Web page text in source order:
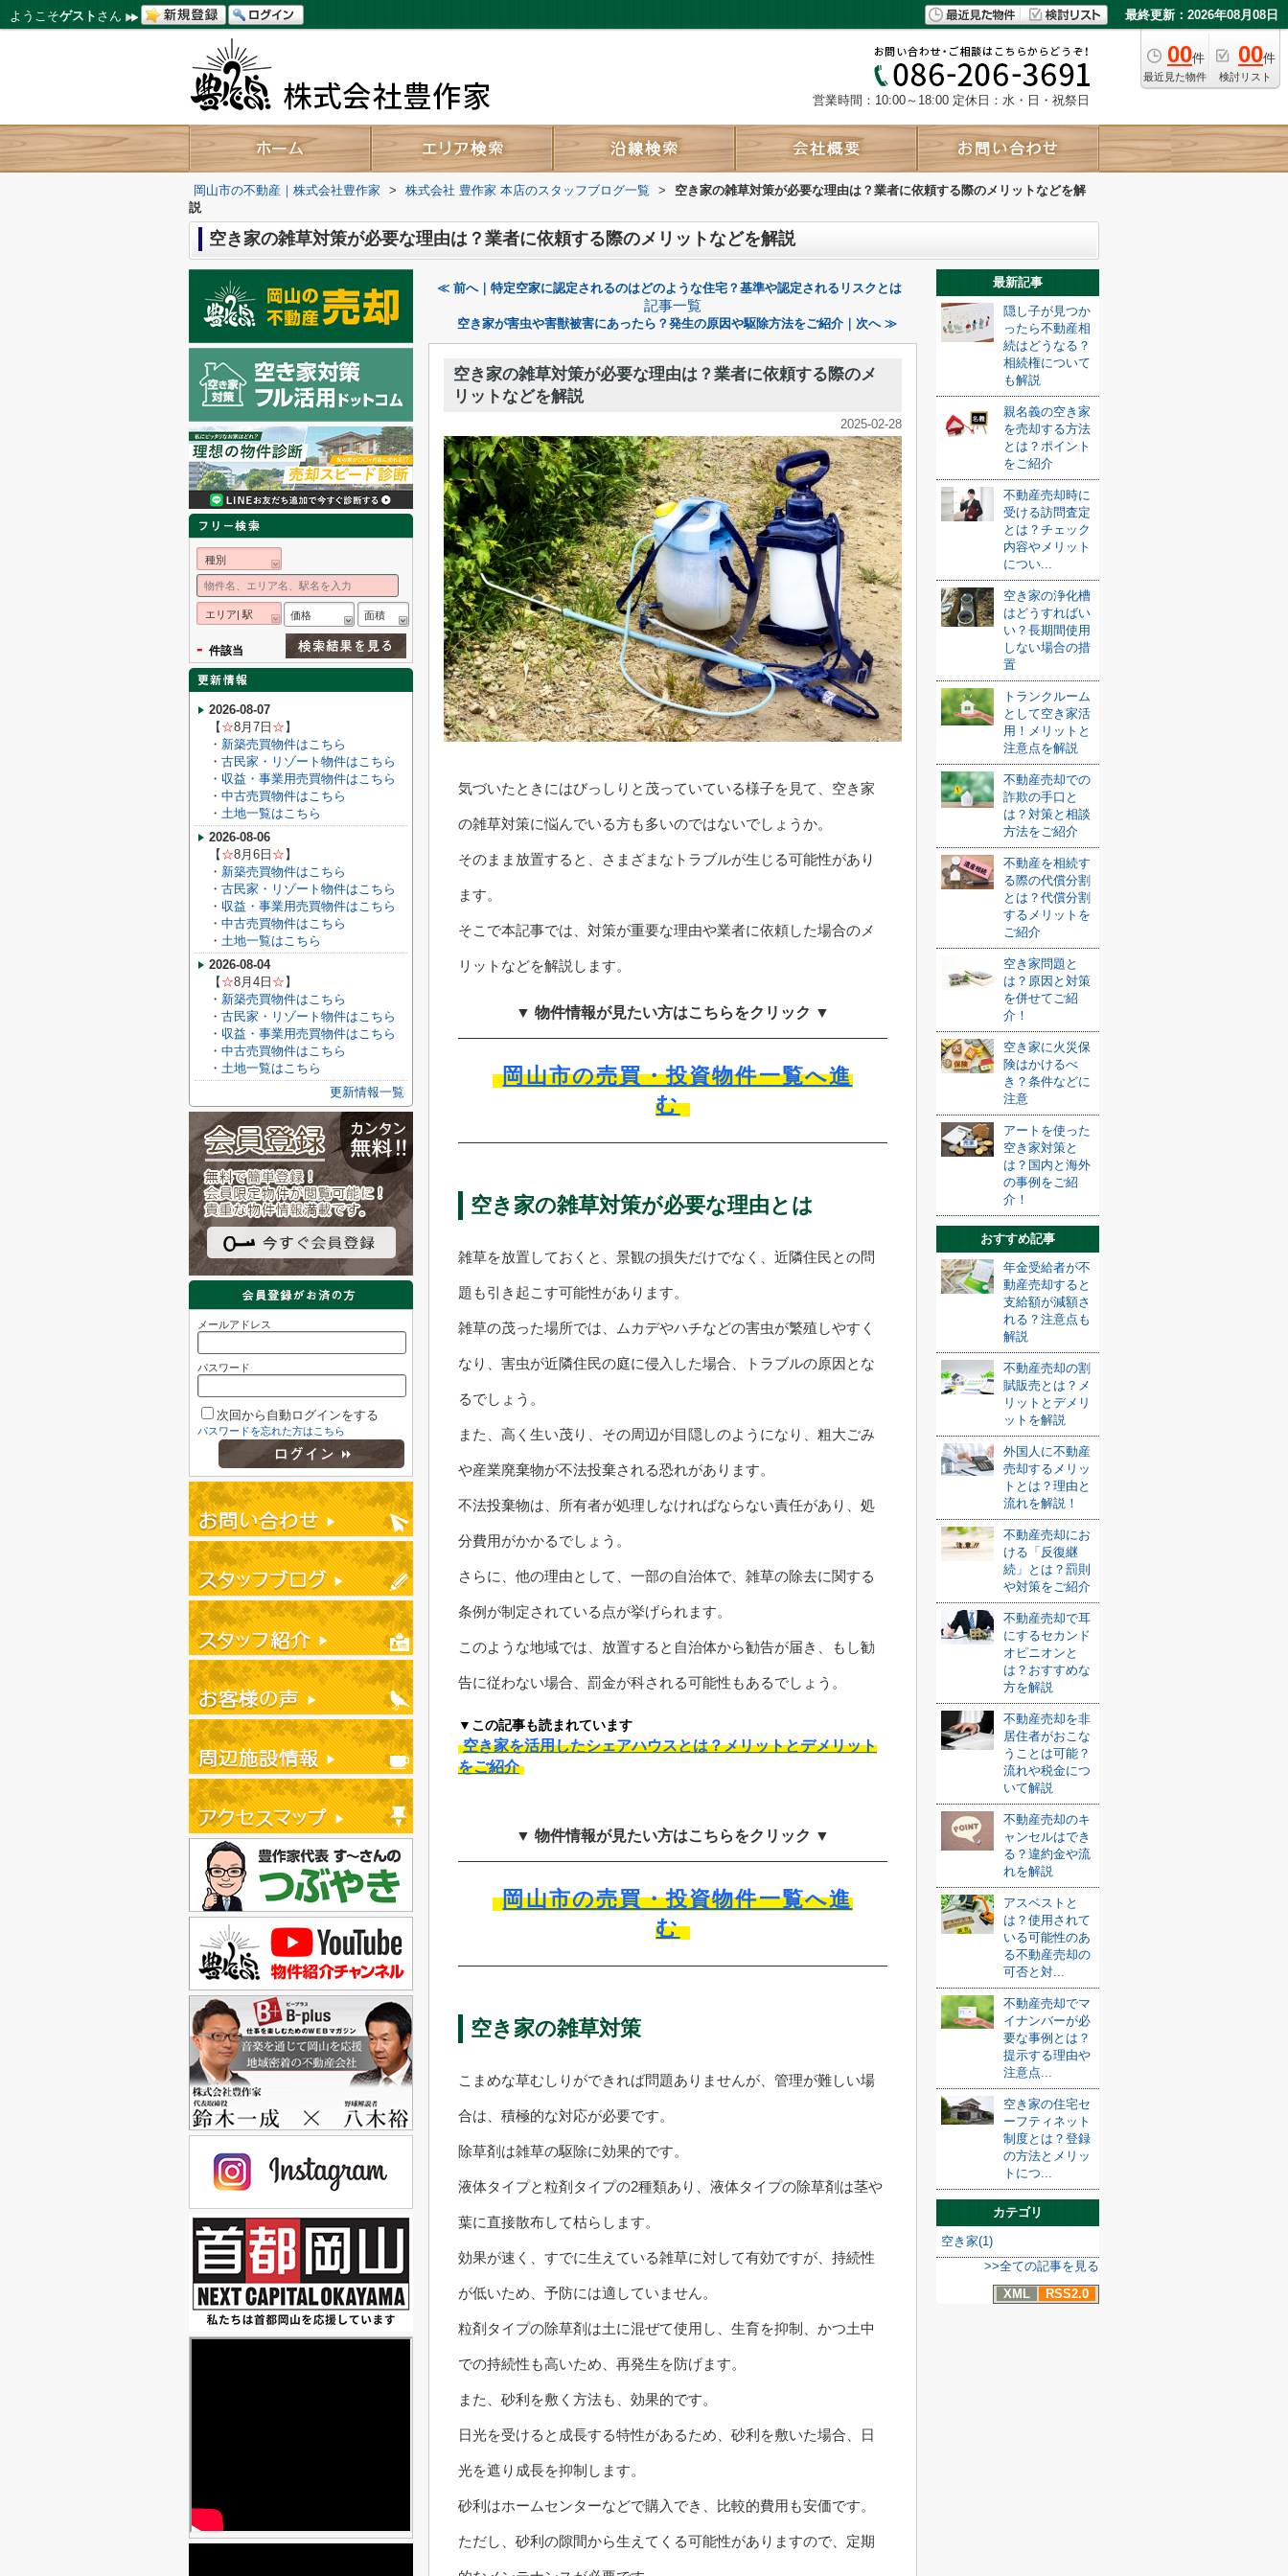
ようこそゲスト さん 最終更新：2026年08月08日
00件
最近見た物件
00件
検討リスト
営業時間：10:00～18:00 定休日：水・日・祝祭日
岡山市の不動産｜株式会社豊作家 > 株式会社 豊作家 本店のスタッフブログ一覧 >
空き家の雑草対策が必要な理由は？業者に依頼する際のメリットなどを解
説
空き家の雑草対策が必要な理由は？業者に依頼する際のメリットなどを解説
≪ 前へ｜特定空家に認定されるのはどのような住宅？基準や認定されるリスクとは
記事一覧
空き家が害虫や害獣被害にあったら？発生の原因や駆除方法をご紹介｜次へ ≫
空き家の雑草対策が必要な理由は？業者に依頼する際のメ
リットなどを解説
2025-02-28
気づいたときにはびっしりと茂っていている様子を見て、空き家
の雑草対策に悩んでいる方も多いのではないでしょうか。
そのまま放置すると、さまざまなトラブルが生じる可能性があり
ます。
そこで本記事では、対策が重要な理由や業者に依頼した場合のメ
リットなどを解説します。
▼ 物件情報が見たい方はこちらをクリック ▼
岡山市の売買・投資物件一覧へ進
む
空き家の雑草対策が必要な理由とは
雑草を放置しておくと、景観の損失だけでなく、近隣住民との問
題も引き起こす可能性があります。
雑草の茂った場所では、ムカデやハチなどの害虫が繁殖しやすく
なり、害虫が近隣住民の庭に侵入した場合、トラブルの原因とな
るでしょう。
また、高く生い茂り、その周辺が目隠しのようになり、粗大ごみ
や産業廃棄物が不法投棄される恐れがあります。
不法投棄物は、所有者が処理しなければならない責任があり、処
分費用がかかるでしょう。
さらに、他の理由として、一部の自治体で、雑草の除去に関する
条例が制定されている点が挙げられます。
このような地域では、放置すると自治体から勧告が届き、もし勧
告に従わない場合、罰金が科される可能性もあるでしょう。
▼この記事も読まれています
空き家を活用したシェアハウスとは？メリットとデメリット
をご紹介
▼ 物件情報が見たい方はこちらをクリック ▼
岡山市の売買・投資物件一覧へ進
む
空き家の雑草対策
こまめな草むしりができれば問題ありませんが、管理が難しい場
合は、積極的な対応が必要です。
除草剤は雑草の駆除に効果的です。
液体タイプと粒剤タイプの2種類あり、液体タイプの除草剤は茎や
葉に直接散布して枯らします。
効果が速く、すでに生えている雑草に対して有効ですが、持続性
が低いため、予防には適していません。
粒剤タイプの除草剤は土に混ぜて使用し、生育を抑制、かつ土中
での持続性も高いため、再発生を防げます。
また、砂利を敷く方法も、効果的です。
日光を受けると成長する特性があるため、砂利を敷いた場合、日
光を遮り成長を抑制します。
砂利はホームセンターなどで購入でき、比較的費用も安価です。
ただし、砂利の隙間から生えてくる可能性がありますので、定期
最新記事
隠し子が見つか
ったら不動産相
続はどうなる？
相続権について
も解説
親名義の空き家
を売却する方法
とは？ポイント
をご紹介
不動産売却時に
受ける訪問査定
とは？チェック
内容やメリット
につい...
空き家の浄化槽
はどうすればい
い？長期間使用
しない場合の措
置
トランクルーム
として空き家活
用！メリットと
注意点を解説
不動産売却での
詐欺の手口と
は？対策と相談
方法をご紹介
不動産を相続す
る際の代償分割
とは？代償分割
するメリットを
ご紹介
空き家問題と
は？原因と対策
を併せてご紹
介！
空き家に火災保
険はかけるべ
き？条件などに
注意
アートを使った
空き家対策と
は？国内と海外
の事例をご紹
介！
おすすめ記事
年金受給者が不
動産売却すると
支給額が減額さ
れる？注意点も
解説
不動産売却の割
賦販売とは？メ
リットとデメリ
ットを解説
外国人に不動産
売却するメリッ
トとは？理由と
流れを解説！
不動産売却にお
ける「反復継
続」とは？罰則
や対策をご紹介
不動産売却で耳
にするセカンド
オピニオンと
は？おすすめな
方を解説
不動産売却を非
居住者がおこな
うことは可能？
流れや税金につ
いて解説
不動産売却のキ
ャンセルはでき
る？違約金や流
れを解説
アスベストと
は？使用されて
いる可能性のあ
る不動産売却の
可否と対...
不動産売却でマ
イナンバーが必
要な事例とは？
提示する理由や
注意点...
空き家の住宅セ
ーフティネット
制度とは？登録
の方法とメリッ
トにつ...
カテゴリ
空き家(1)
>>全ての記事を見る
XML
RSS2.0
種別
エリア| 駅 価格 面積
- 件該当
2026-08-07
【 ☆8月7 日 ☆ 】
・ 新築売買物件はこちら
・ 古民家・リゾート物件はこちら
・ 収益・事業用売買物件はこちら
・ 中古売買物件はこちら
・ 土地一覧はこちら
2026-08-06
【 ☆8月6 日 ☆ 】
・ 新築売買物件はこちら
・ 古民家・リゾート物件はこちら
・ 収益・事業用売買物件はこちら
・ 中古売買物件はこちら
・ 土地一覧はこちら
2026-08-04
【 ☆8月4 日 ☆ 】
・ 新築売買物件はこちら
・ 古民家・リゾート物件はこちら
・ 収益・事業用売買物件はこちら
・ 中古売買物件はこちら
・ 土地一覧はこちら
更新情報一覧
メールアドレス
パスワード
次回から自動ログインをする
パスワードを忘れた方はこちら